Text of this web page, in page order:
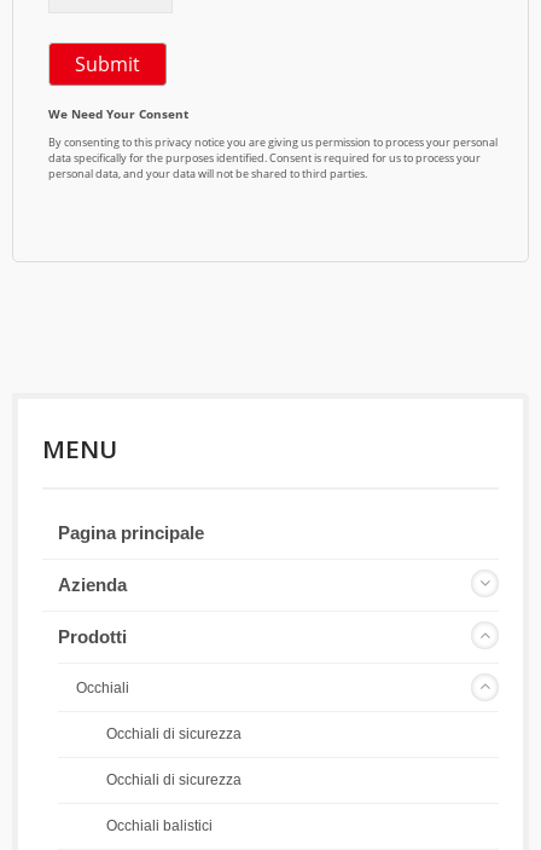
MENU
Pagina principale
Azienda
Prodotti
Occhiali
Occhiali di sicurezza
Occhiali di sicurezza
Occhiali balistici